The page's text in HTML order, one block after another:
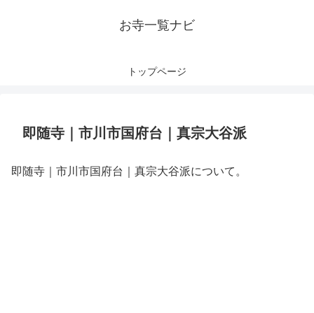
お寺一覧ナビ
トップページ
即随寺｜市川市国府台｜真宗大谷派
即随寺｜市川市国府台｜真宗大谷派について。